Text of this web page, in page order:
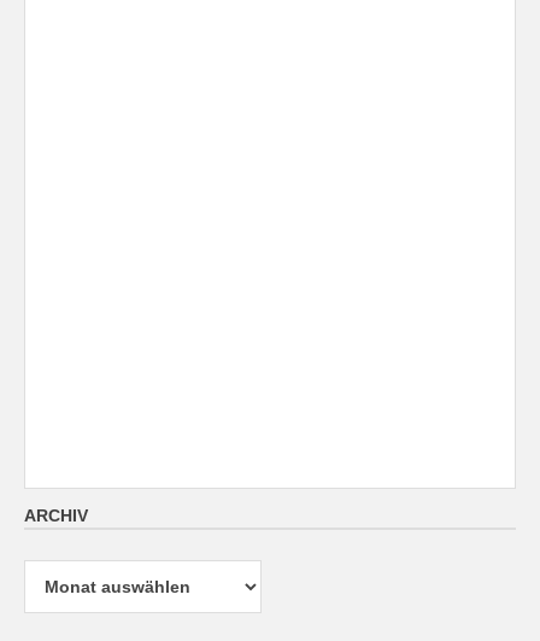
ARCHIV
Archiv